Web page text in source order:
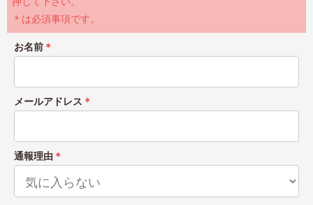
＊は必須事項です。
お名前 ＊
メールアドレス ＊
通報理由 ＊